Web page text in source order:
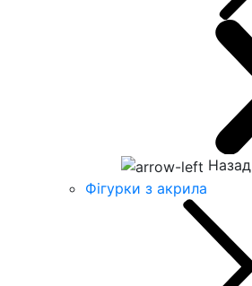
Назад
Фігурки з акрила